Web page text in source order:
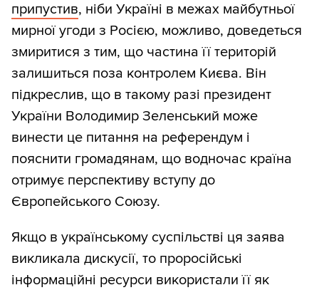
припустив, ніби Україні в межах майбутньої
мирної угоди з Росією, можливо, доведеться
змиритися з тим, що частина її територій
залишиться поза контролем Києва. Він
підкреслив, що в такому разі президент
України Володимир Зеленський може
винести це питання на референдум і
пояснити громадянам, що водночас країна
отримує перспективу вступу до
Європейського Союзу.
Якщо в українському суспільстві ця заява
викликала дискусії, то проросійські
інформаційні ресурси використали її як